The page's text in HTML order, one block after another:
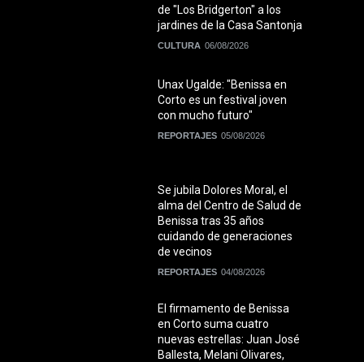
de "Los Bridgerton" a los
jardines de la Casa Santonja
CULTURA 06/08/2026
Unax Ugalde: "Benissa en
Corto es un festival joven
con mucho futuro"
REPORTAJES 05/08/2026
Se jubila Dolores Moral, el
alma del Centro de Salud de
Benissa tras 35 años
cuidando de generaciones
de vecinos
REPORTAJES 04/08/2026
El firmamento de Benissa
en Corto suma cuatro
nuevas estrellas: Juan José
Ballesta, Melani Olivares,